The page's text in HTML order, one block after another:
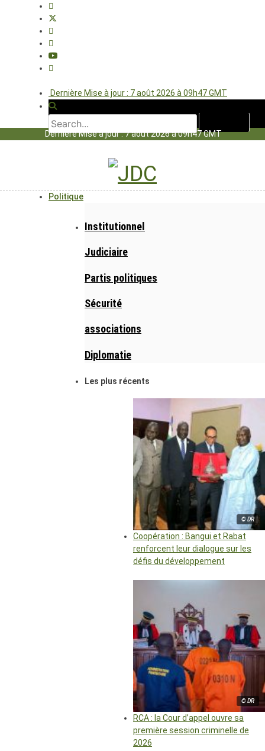
Dernière Mise à jour : 7 août 2026 à 09h47 GMT
Dernière Mise à jour : 7 août 2026 à 09h47 GMT
Politique
Institutionnel
Judiciaire
Partis politiques
Sécurité
associations
Diplomatie
Les plus récents
© DR
Coopération : Bangui et Rabat
renforcent leur dialogue sur les
défis du développement
© DR
RCA : la Cour d’appel ouvre sa
première session criminelle de
2026